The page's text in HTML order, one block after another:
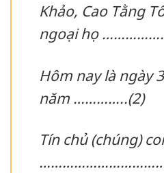
Khảo, Cao Tằng
ngoại họ
Hôm nay là ngày
năm …………..(2)
Tín chủ (chúng)